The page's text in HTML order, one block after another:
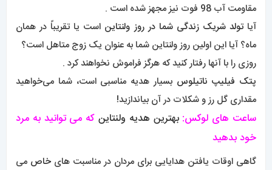
مقاومت آب 98 فوت نیز مجهز شده است .
آیاتولد شریک زندگی شما در روز ولنتاین است یا تقریباً در همان
ماه؟ آیا این اولین روز ولنتاین شما به عنوان یک زوج متاهل است؟
روزی را با آنها رفتار کنید که هرگز فراموش نخواهند کرد .
پتک فیلیپ ناتیلوس بسیار هدیه مناسبی است، شما می‌خواهید
مقداری گل رز و شکلات در آن بیاندازید!
ساعت های لوکس:بهترین هدیه ولنتاین که می توانید به مرد
خود بدهید
گاهی اوقات یافتن هدایایی برای مردان در مناسبت های خاص می